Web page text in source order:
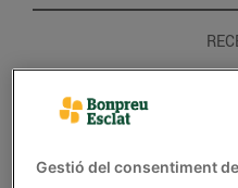
Gestió del consentiment